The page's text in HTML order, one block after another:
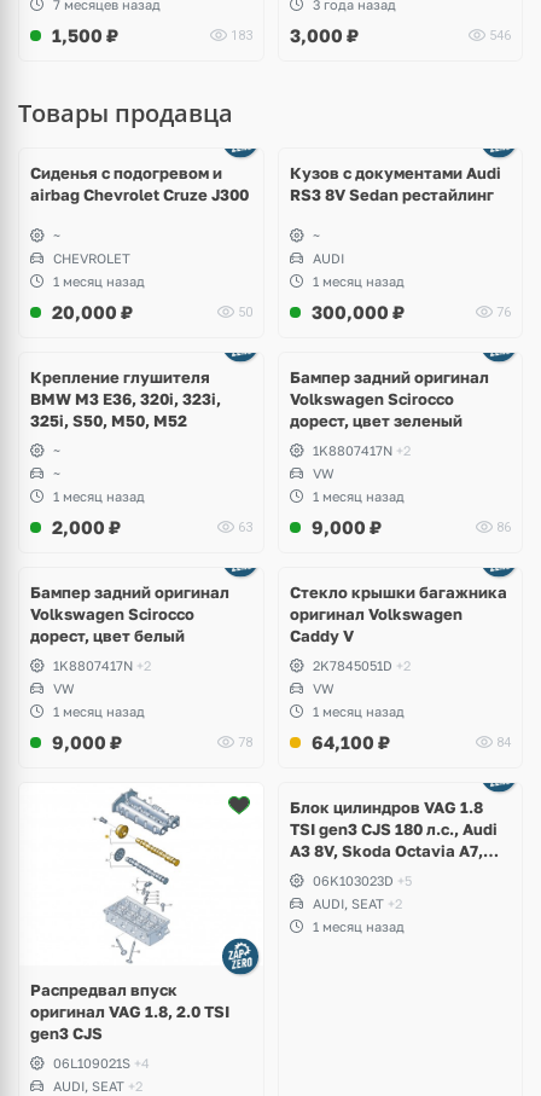
7 месяцев назад
1,500 ₽ 183
Kodiaq RS
3 года назад
3,000 ₽ 546
Товары продавца
Сиденья с подогревом и
airbag Chevrolet Cruze J300
~
CHEVROLET
1 месяц назад
20,000 ₽ 50
Кузов с документами Audi
RS3 8V Sedan рестайлинг
~
AUDI
1 месяц назад
300,000 ₽ 76
Крепление глушителя
BMW M3 E36, 320i, 323i,
325i, S50, M50, M52
~
~
1 месяц назад
2,000 ₽ 63
Бампер задний оригинал
Volkswagen Scirocco
дорест, цвет зеленый
1K8807417N +2
VW
1 месяц назад
9,000 ₽ 86
Бампер задний оригинал
Volkswagen Scirocco
дорест, цвет белый
1K8807417N +2
VW
1 месяц назад
9,000 ₽ 78
Стекло крышки багажника
оригинал Volkswagen
Caddy V
2K7845051D +2
VW
1 месяц назад
64,100 ₽ 84
Распредвал впуск
оригинал VAG 1.8, 2.0 TSI
gen3 CJS
06L109021S +4
AUDI, SEAT +2
2 фото
Блок цилиндров VAG 1.8
TSI gen3 CJS 180 л.с., Audi
A3 8V, Skoda Octavia A7,
Superb, Volkswagen Passat
B8, Golf VII Alltrack, Seat
Leon
06K103023D +5
AUDI, SEAT +2
1 месяц назад